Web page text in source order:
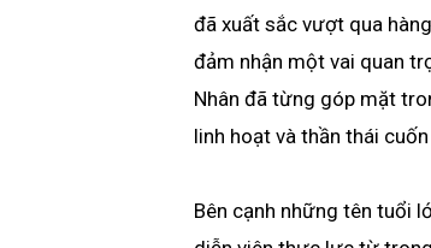
đã xuất sắc vượt qua
đảm nhận một vai quan
Nhân đã từng góp mặt
linh hoạt và thần thái
Bên cạnh những tên tuổi